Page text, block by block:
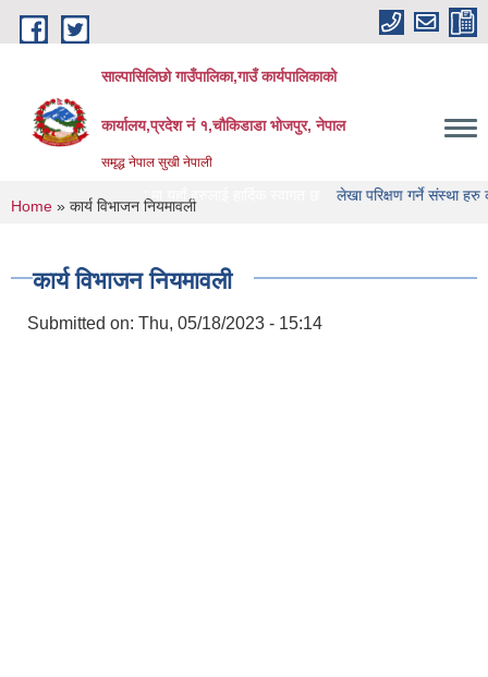
Skip to main content
साल्पासिलिछो गाउँपालिका,गाउँ कार्यपालिकाको
कार्यालय,प्रदेश नं १,चौकिडाडा भोजपुर, नेपाल
समृद्ध नेपाल सुखी नेपाली
को वेभसाइट मा यहाँ हरुलाई हार्दिक स्वागत छ लेखा परिक्षण गर्ने संस्था हरु को
You are here
Home » कार्य विभाजन नियमावली
कार्य विभाजन नियमावली
Submitted on: Thu, 05/18/2023 - 15:14